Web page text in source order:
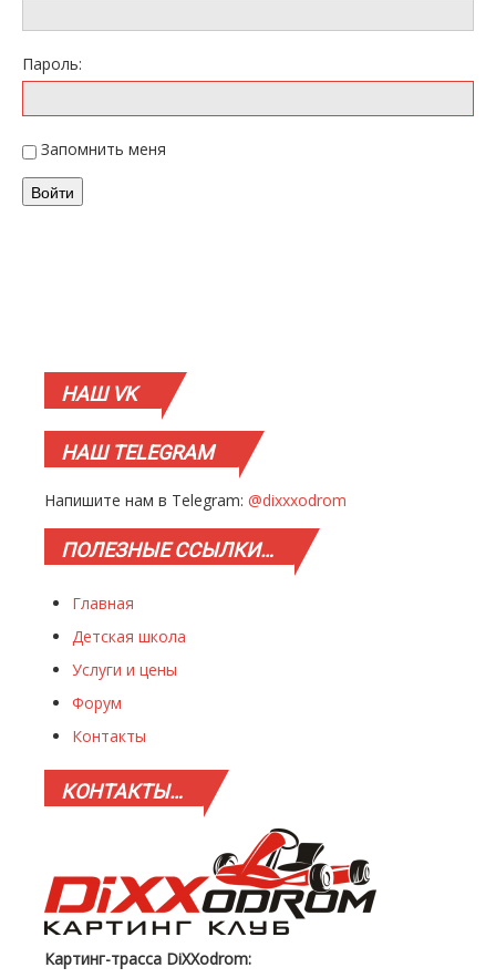
Пароль:
Запомнить меня
Войти
НАШVK
НАШTELEGRAM
Напишите нам в Telegram: @dixxxodrom
ПОЛЕЗНЫЕССЫЛКИ…
Главная
Детская школа
Услуги и цены
Форум
Контакты
КОНТАКТЫ…
Картинг-трасса DiXXodrom: